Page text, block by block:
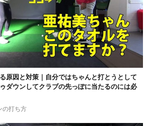
原因と対策｜自分ではちゃんと打とうとして
ダウンしてクラブの先っぽに当たるのには必
の打ち方